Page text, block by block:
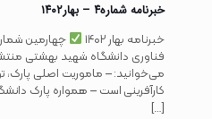
خبرنامه شماره۴ – بهار۱۴۰۲
خبرنامه بهار ۱۴۰۲
چهارمین
فناوری دانشگاه شهید بهشتی
می‌خوانید: – ماموریت اصلی
کارآفرینی است – همواره پارک
[…]